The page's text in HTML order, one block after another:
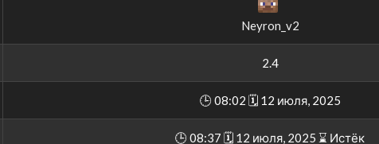
Neyron_v2
2.4
🕒 08:02 🗓 12 июля, 2025
🕒 08:37 🗓 12 июля, 2025 ⌛️ Истёк